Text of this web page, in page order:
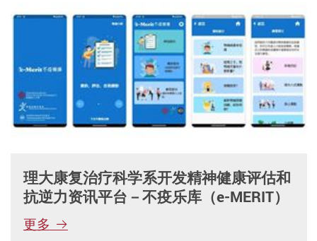
理大康复治疗科学系开发精神健康评估和
抗逆力资讯平台－不疫乐库（e-MERIT）
更多